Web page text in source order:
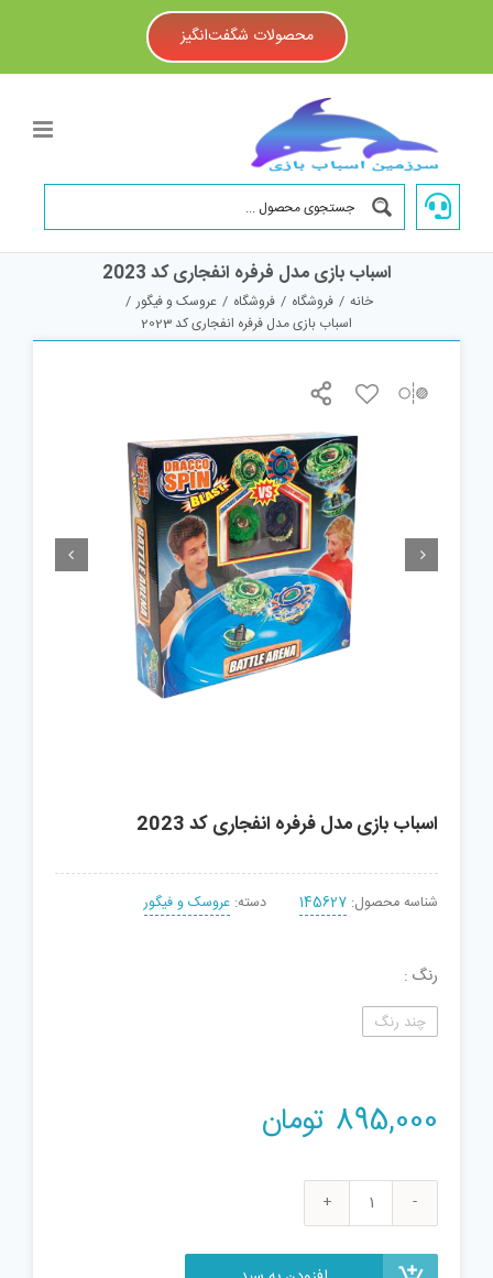
محصولات شگفت‌انگیز
اسباب بازی مدل فرفره انفجاری کد 2023
خانه / فروشگاه / فروشگاه / عروسک و فیگور /
اسباب بازی مدل فرفره انفجاری کد 2023
 
اسباب بازی مدل فرفره انفجاری کد 2023
شناسه محصول: 145627 دسته: عروسک و فیگور
رنگ
چند رنگ
895,000 تومان
اسباب